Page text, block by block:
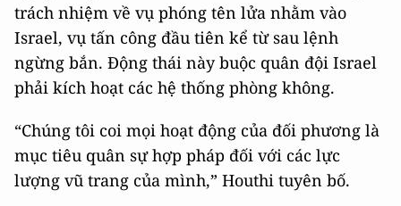
trách nhiệm về vụ phóng tên lửa nhằm vào
Israel, vụ tấn công đầu tiên kể từ sau lệnh
ngừng bắn. Động thái này buộc quân đội Israel
phải kích hoạt các hệ thống phòng không.
“Chúng tôi coi mọi hoạt động của đối phương là
mục tiêu quân sự hợp pháp đối với các lực
lượng vũ trang của mình,” Houthi tuyên bố.